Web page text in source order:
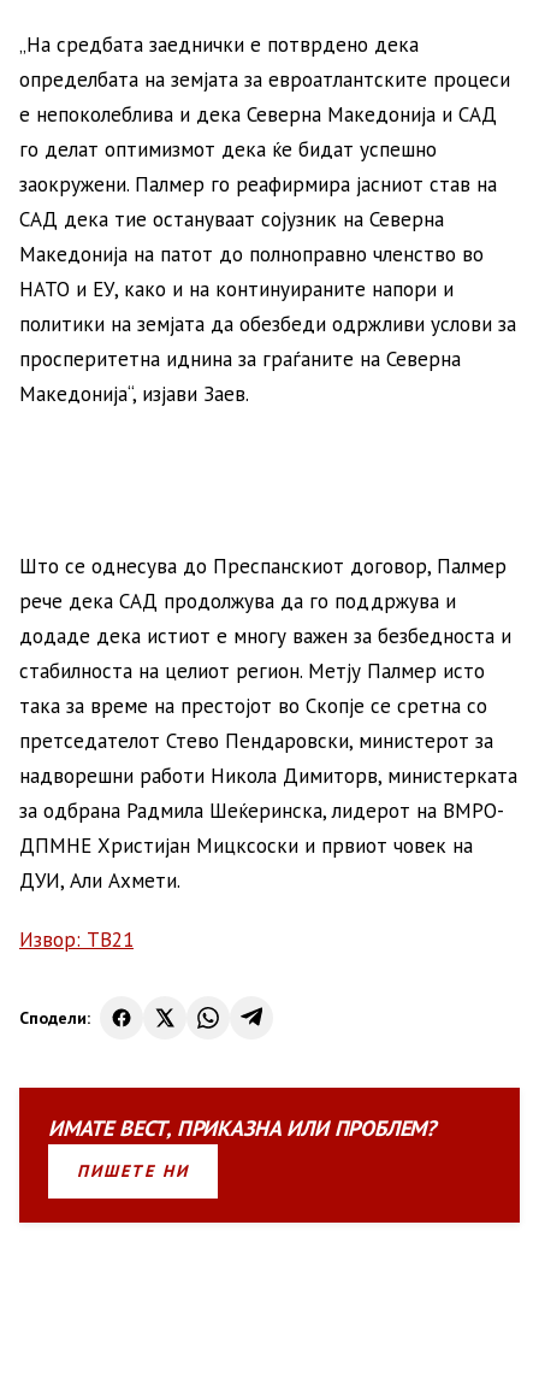
„На средбата заеднички е потврдено дека
определбата на земјата за евроатлантските процеси
е непоколеблива и дека Северна Македонија и САД
го делат оптимизмот дека ќе бидат успешно
заокружени. Палмер го реафирмира јасниот став на
САД дека тие остануваат сојузник на Северна
Македонија на патот до полноправно членство во
НАТО и ЕУ, како и на континуираните напори и
политики на земјата да обезбеди одржливи услови за
просперитетна иднина за граѓаните на Северна
Македонија“, изјави Заев.
Што се однесува до Преспанскиот договор, Палмер
рече дека САД продолжува да го поддржува и
додаде дека истиот е многу важен за безбедноста и
стабилноста на целиот регион. Метју Палмер исто
така за време на престојот во Скопје се сретна со
претседателот Стево Пендаровски, министерот за
надворешни работи Никола Димиторв, министерката
за одбрана Радмила Шеќеринска, лидерот на ВМРО-
ДПМНЕ Христијан Мицксоски и првиот човек на
ДУИ, Али Ахмети.
Извор: ТВ21
Сподели:
ИМАТЕВЕСТ, ПРИКАЗНАИЛИПРОБЛЕМ?
ПИШЕТЕ НИ